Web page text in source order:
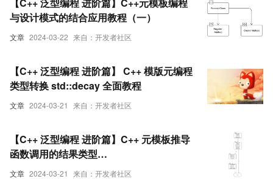
文章 2024-03-22 来自：开发者社区
与设计模式的结合应用教程（一）
文章 2024-03-21 来自：开发者社区
【C++ 泛型编程 进阶篇】 C++ 模版元编程
类型转换 std::decay 全面教程
文章 2024-03-21 来自：开发者社区
【C++ 泛型编程 进阶篇】C++ 元模板推导
函数调用的结果类型
std::result_of/std::invoke_result全面教